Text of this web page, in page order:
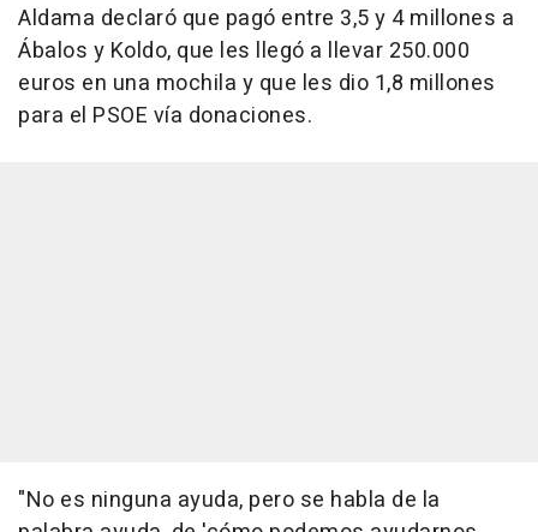
Aldama declaró que pagó entre 3,5 y 4 millones a
Ábalos y Koldo, que les llegó a llevar 250.000
euros en una mochila y que les dio 1,8 millones
para el PSOE vía donaciones.
"No es ninguna ayuda, pero se habla de la